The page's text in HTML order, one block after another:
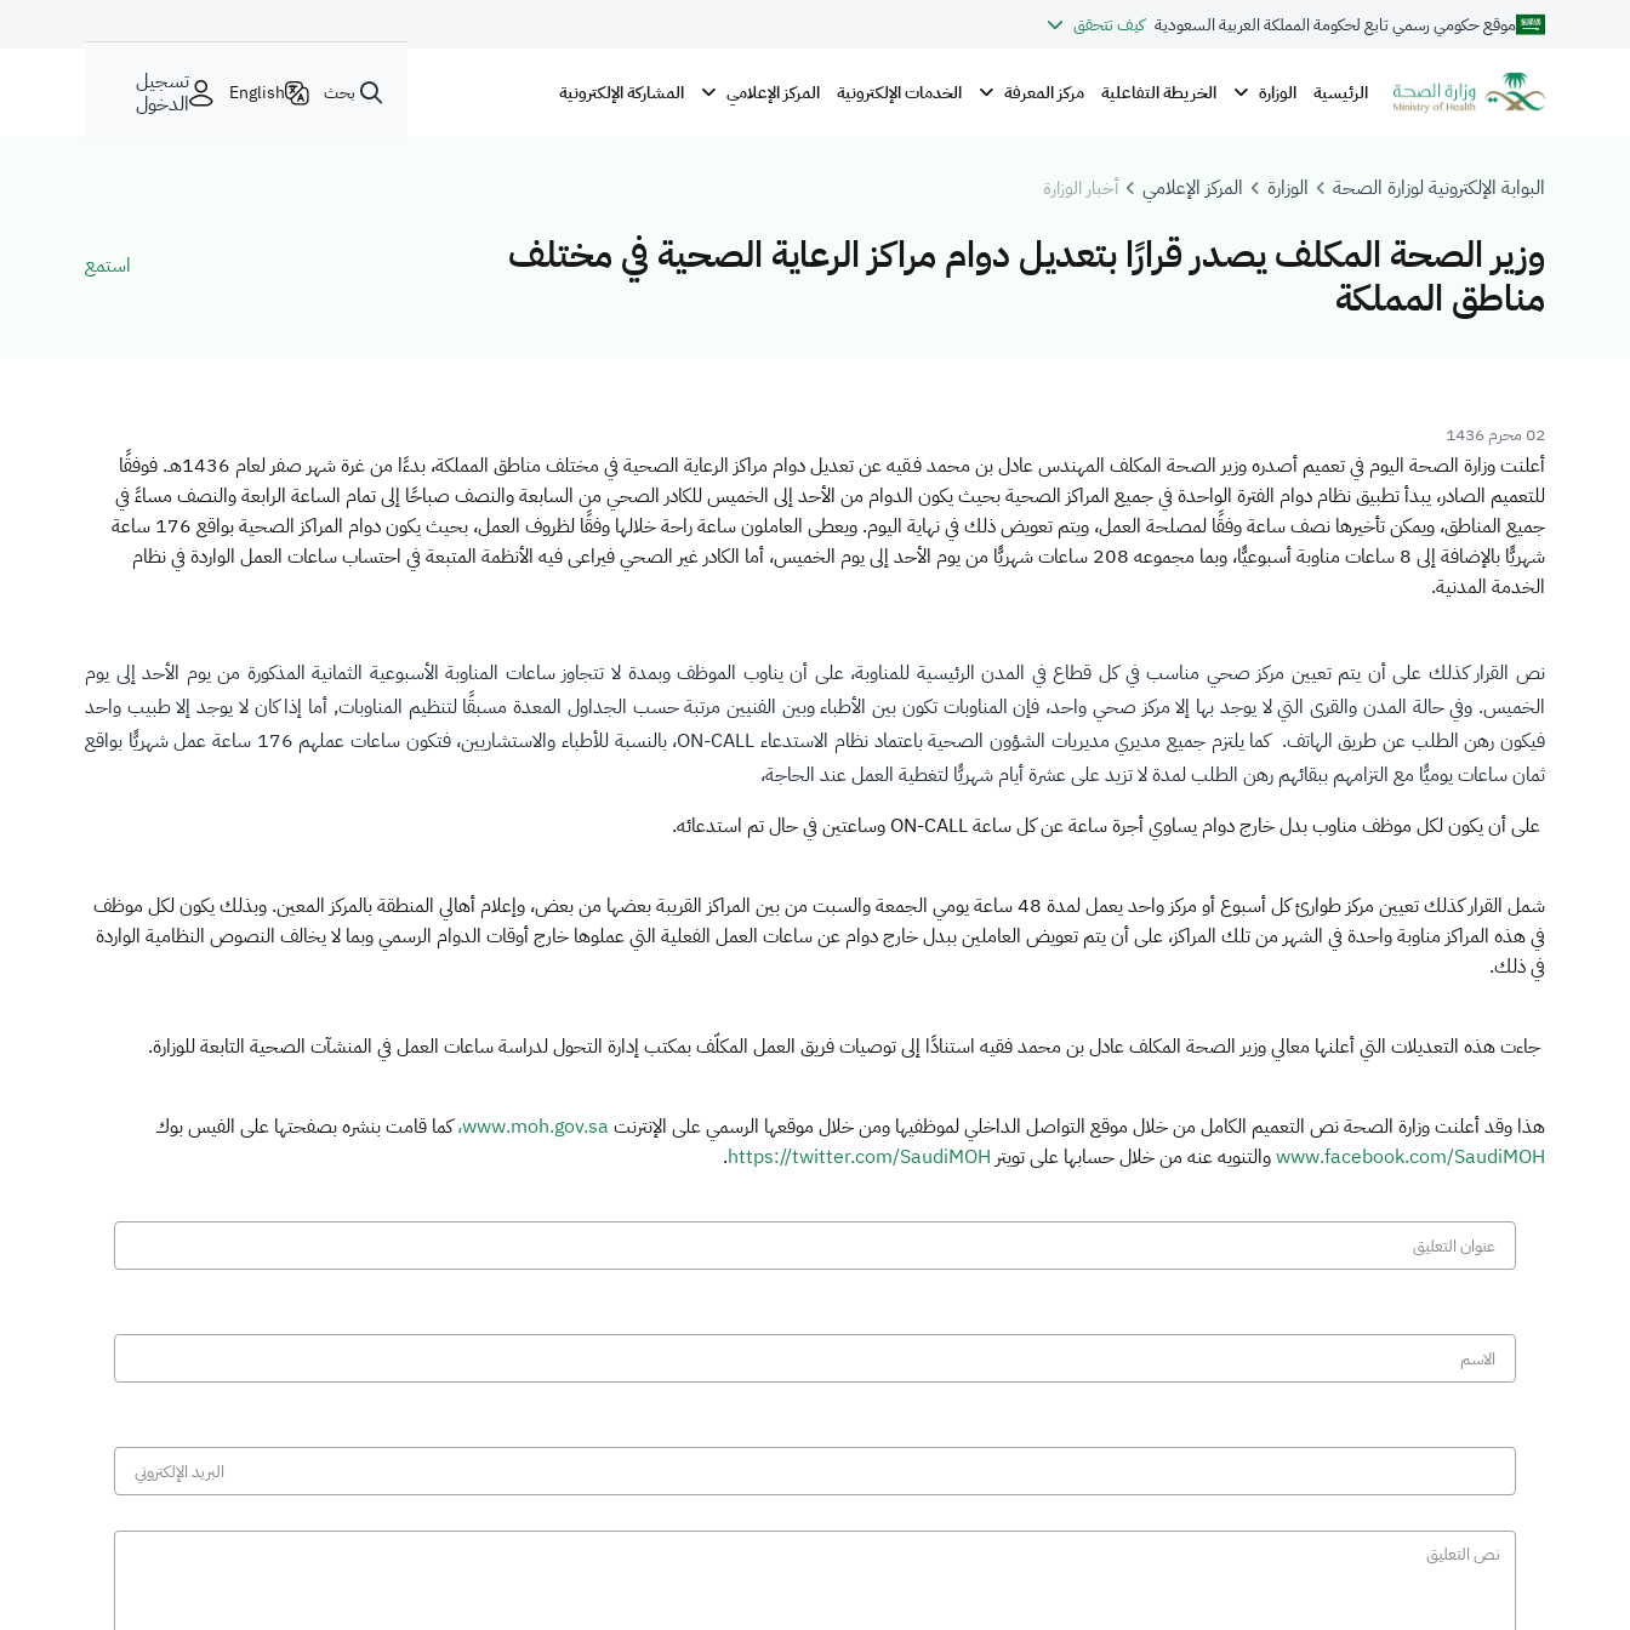
موقع حكومي رسمي تابع لحكومة المملكة العربية السعودية كيف تتحقق
الرئيسية الوزارة الخريطة التفاعلية مركز المعرفة الخدمات الإلكترونية المركز الإعلامي المشاركة الإلكترونية بحث English تسجيل
الدخول
البوابة الإلكترونية لوزارة الصحة الوزارة المركز الإعلامي أخبار الوزارة
وزير الصحة المكلف يصدر قرارًا بتعديل دوام مراكز الرعاية الصحية في مختلف
مناطق المملكة
استمع
02 محرم 1436
​أعلنت وزارة الصحة اليوم في تعميم أصدره وزير الصحة المكلف المهندس عادل بن محمد فـقيه عن تعديل دوام مراكز الرعاية الصحية في مختلف مناطق المملكة، بدءًا من غرة شهر صفر لعام 1436هـ. فوفقًا
للتعميم الصادر، يبدأ تطبيق نظام دوام الفترة الواحدة في جميع المراكز الصحية بحيث يكون الدوام من الأحد إلى الخميس للكادر الصحي من السابعة والنصف صباحًا إلى تمام الساعة الرابعة والنصف مساءً في
جميع المناطق، ويمكن تأخيرها نصف ساعة وفقًا لمصلحة العمل، ويتم تعويض ذلك في نهاية اليوم. ويعطى العاملون ساعة راحة خلالها وفقًا لظروف العمل، بحيث يكون دوام المراكز الصحية بواقع 176 ساعة
شهريًّا بالإضافة إلى 8 ساعات مناوبة أسبوعيًّا، وبما مجموعه 208 ساعات شهريًّا من يوم الأحد إلى يوم الخميس، أما الكادر غير الصحي فيراعى فيه الأنظمة المتبعة في احتساب ساعات العمل الواردة في نظام
الخدمة المدنية.
نص القرار كذلك على أن يتم تعيين مركز صحي مناسب في كل قطاع في المدن الرئيسية للمناوبة، على أن يناوب الموظف وبمدة لا تتجاوز ساعات المناوبة الأسبوعية الثمانية المذكورة من يوم الأحد إلى يوم
الخميس. وفي حالة المدن والقرى التي لا يوجد بها إلا مركز صحي واحد، فإن المناوبات تكون بين الأطباء وبين الفنيين مرتبة حسب الجداول المعدة مسبقًا لتنظيم المناوبات, أما إذا كان لا يوجد إلا طبيب واحد
فيكون رهن الطلب عن طريق الهاتف. كما يلتزم جميع مديري مديريات الشؤون الصحية باعتماد نظام الاستدعاء ON-CALL، بالنسبة للأطباء والاستشاريين، فتكون ساعات عملهم 176 ساعة عمل شهريًّا بواقع
ثمان ساعات يوميًّا مع التزامهم ببقائهم رهن الطلب لمدة لا تزيد على عشرة أيام شهريًّا لتغطية العمل عند الحاجة،
على أن يكون لكل موظف مناوب بدل خارج دوام يساوي أجرة ساعة عن كل ساعة ON-CALL وساعتين في حال تم استدعائه.
شمل القرار كذلك تعيين مركز طوارئ كل أسبوع أو مركز واحد يعمل لمدة 48 ساعة يومي الجمعة والسبت من بين المراكز القريبة بعضها من بعض، وإعلام أهالي المنطقة بالمركز المعين. وبذلك يكون لكل موظف
في هذه المراكز مناوبة واحدة في الشهر من تلك المراكز، على أن يتم تعويض العاملين ببدل خارج دوام عن ساعات العمل الفعلية التي عملوها خارج أوقات الدوام الرسمي وبما لا يخالف النصوص النظامية الواردة
في ذلك.
جاءت هذه التعديلات التي أعلنها معالي وزير الصحة المكلف عادل بن محمد فقيه استنادًا إلى توصيات فريق العمل المكلّف بمكتب إدارة التحول لدراسة ساعات العمل في المنشآت الصحية التابعة للوزارة.
هذا وقد أعلنت وزارة الصحة نص التعميم الكامل من خلال موقع التواصل الداخلي لموظفيها ومن خلال موقعها الرسمي على الإنترنت www.moh.gov.sa، كما قامت بنشره بصفحتها على الفيس بوك
www.facebook.com/SaudiMOHوالتنويه عنه من خلال حسابها على تويتر https://twitter.com/SaudiMOH
.